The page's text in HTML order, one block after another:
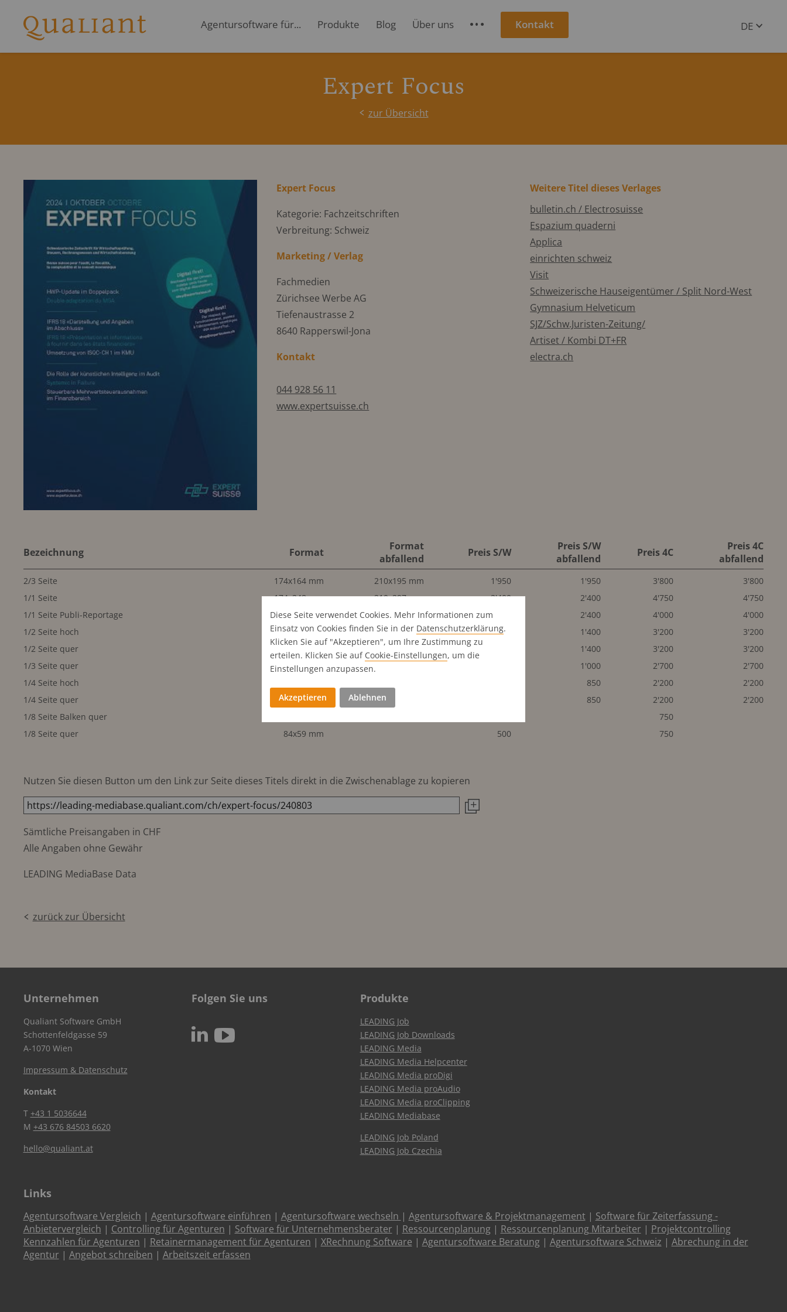
Agentursoftware für... Produkte Blog Über uns S Kontakt
DE
Expert Focus
zur Übersicht
Expert Focus
Kategorie: Fachzeitschriften
Verbreitung: Schweiz
Marketing / Verlag
Fachmedien
Zürichsee Werbe AG
Tiefenaustrasse 2
8640 Rapperswil-Jona
Kontakt
044 928 56 11
www.expertsuisse.ch
Weitere Titel dieses Verlages
bulletin.ch / Electrosuisse
Espazium quaderni
Applica
einrichten schweiz
Visit
Schweizerische Hauseigentümer / Split Nord-West
Gymnasium Helveticum
SJZ/Schw.Juristen-Zeitung/
Artiset / Kombi DT+FR
electra.ch
Bezeichnung Format
Format
abfallend
Preis S/W
Preis S/W
abfallend
Preis 4C
Preis 4C
abfallend
2/3 Seite 174x164 mm 210x195 mm 1'950 1'950 3'800
3'800
1/1 Seite
174x248 mm 210x297 mm 2'400 2'400 4'750
4'750
1/1 Seite Publi-Reportage
174x248 mm 210x297 mm 2'400 2'400 4'000
4'000
1/2 Seite hoch
84x284 mm 99x297 mm 1'400 1'400 3'200
3'200
1/2 Seite quer
174x122 mm 210x153 mm 1'400 3'200
3'200
1/3 Seite quer
174x80 mm 1'000 2'700
2'700
1/4 Seite hoch
850 2'200
2'200
1/4 Seite quer
174x59 mm 210x90 mm 850 2'200
2'200
1/8 Seite Balken quer
750
1/8 Seite quer
84x59 mm 500 750
Nutzen Sie diesen Button um den Link zur Seite dieses Titels direkt in die Zwischenablage zu kopieren
Sämtliche Preisangaben in CHF
Alle Angaben ohne Gewähr
LEADING MediaBase Data
zurück zur Übersicht
Unternehmen
Qualiant Software GmbH
Schottenfeldgasse 59
A-1070 Wien
Impressum & Datenschutz
Kontakt
T +43 1 5036644
M +43 676 84503 6620
hello@qualiant.at
Folgen Sie uns
N c
Produkte
LEADING Job
LEADING Job Downloads
LEADING Media
LEADING Media Helpcenter
LEADING Media proDigi
LEADING Media proAudio
LEADING Media proClipping
LEADING Mediabase
LEADING Job Poland
LEADING Job Czechia
Links
Agentursoftware Vergleich | Agentursoftware einführen | Agentursoftware wechseln | Agentursoftware & Projektmanagement| Software für Zeiterfassung -
Anbietervergleich | Controlling für Agenturen | Software für Unternehmensberater | Ressourcenplanung| Ressourcenplanung Mitarbeiter | Projektcontrolling
Kennzahlen für Agenturen | Retainermanagement für Agenturen | XRechnung Software | Agentursoftware Beratung| Agentursoftware Schweiz | Abrechung in der
Agentur | Angebot schreiben | Arbeitszeit erfassen
Diese Seite verwendet Cookies. Mehr Informationen zum
Einsatz von Cookies finden Sie in der Datenschutz­erklärung.
Klicken Sie auf "Akzeptieren", um Ihre Zustimmung zu
erteilen. Klicken Sie auf Cookie-Einstellungen, um die
Einstellungen anzupassen.
Akzeptieren Ablehnen